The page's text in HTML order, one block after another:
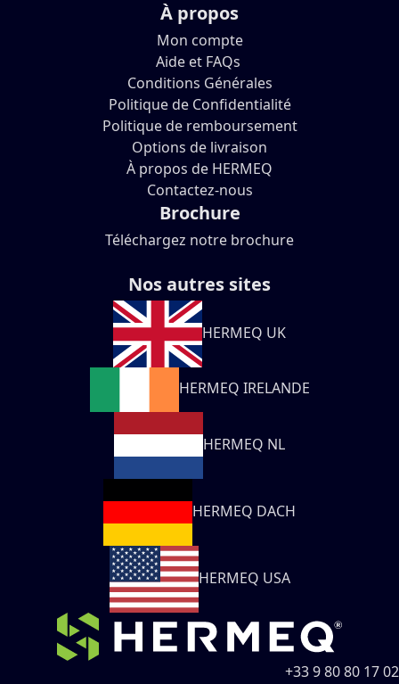
À propos
Mon compte
Aide et FAQs
Conditions Générales
Politique de Confidentialité
Politique de remboursement
Options de livraison
À propos de HERMEQ
Contactez-nous
Brochure
Téléchargez notre brochure
Nos autres sites
HERMEQ UK
HERMEQ IRELANDE
HERMEQ NL
HERMEQ DACH
HERMEQ USA
+33 9 80 80 17 02